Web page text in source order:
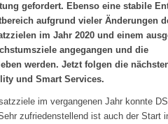
gefordert. Ebenso eine stabile
aufgrund vieler Änderungen
im Jahr 2020 und einem
angegangen und die
werden. Jetzt folgen die
und Smart Services.
im vergangenen Jahr konnte
zufriedenstellend ist auch der Start